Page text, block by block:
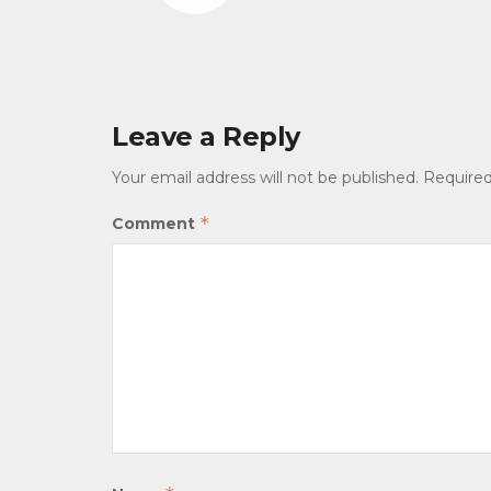
Leave a Reply
Your email address will not be published.
Comment *